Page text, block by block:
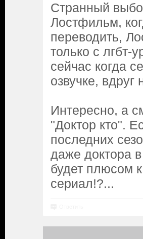
Странный
Лостфильм,
переводить,
только с лгбт-
сейчас когда
озвучке,
Интересно, а
"Доктор кто".
последних
даже доктора
будет плюсом
сериал!?...